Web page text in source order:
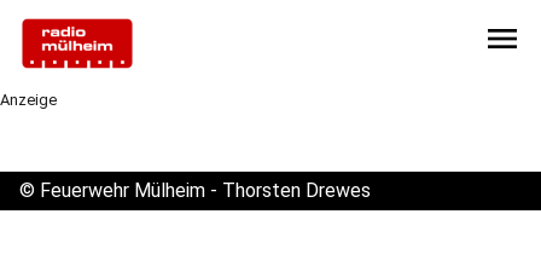
menu
Anzeige
© Feuerwehr Mülheim - Thorsten Drewes